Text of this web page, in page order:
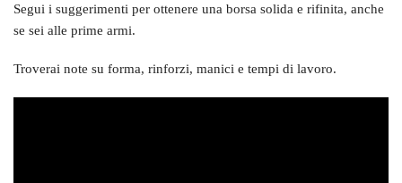
Segui i suggerimenti per ottenere una borsa solida e rifinita, anche
se sei alle prime armi.
Troverai note su forma, rinforzi, manici e tempi di lavoro.